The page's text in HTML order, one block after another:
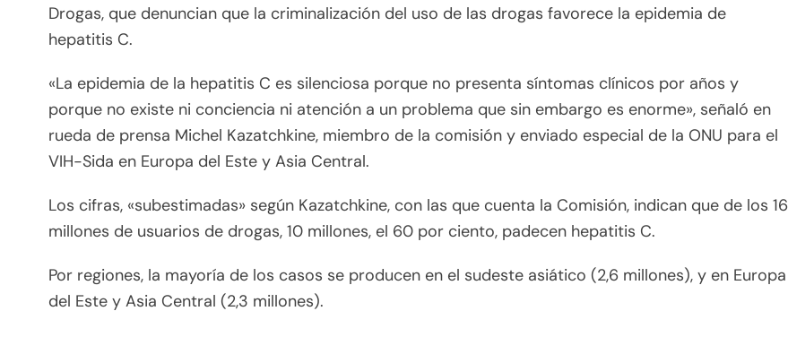
Drogas, que denuncian que la criminalización del uso de las drogas favorece la epidemia de
hepatitis C.
«La epidemia de la hepatitis C es silenciosa porque no presenta síntomas clínicos por años y
porque no existe ni conciencia ni atención a un problema que sin embargo es enorme», señaló en
rueda de prensa Michel Kazatchkine, miembro de la comisión y enviado especial de la ONU para el
VIH-Sida en Europa del Este y Asia Central.
Los cifras, «subestimadas» según Kazatchkine, con las que cuenta la Comisión, indican que de los 16
millones de usuarios de drogas, 10 millones, el 60 por ciento, padecen hepatitis C.
Por regiones, la mayoría de los casos se producen en el sudeste asiático (2,6 millones), y en Europa
del Este y Asia Central (2,3 millones).